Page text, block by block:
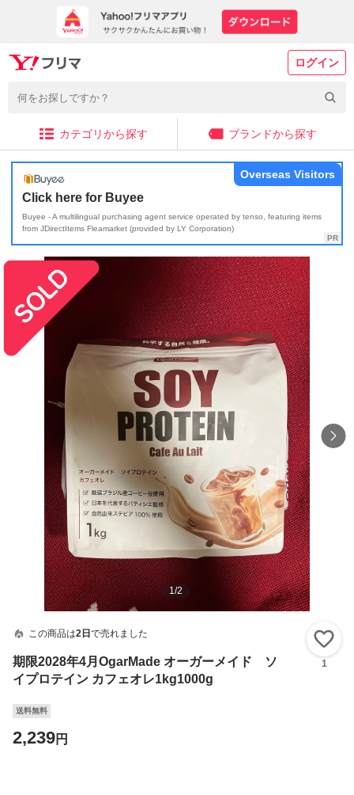
ログイン
カテゴリから探す ブランドから探す
Click here for Buyee
Buyee - A multilingual purchasing agent service operated by tenso, featuring items
from JDirectItems Fleamarket (provided by LY Corporation)
Overseas Visitors
1/2
この商品は2日 で売れました
期限2028年4月OgarMade オーガーメイド ソ
イプロテイン カフェオレ1kg1000g
1
送料無料
2,239円